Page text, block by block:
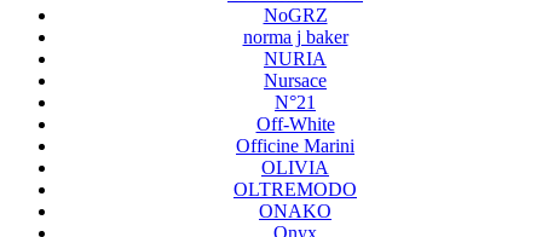
NoGRZ
norma j baker
NURIA
Nursace
N°21
Off-White
Officine Marini
OLIVIA
OLTREMODO
ONAKO